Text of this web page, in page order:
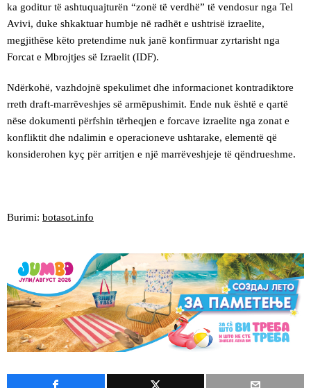
ka goditur të ashtuquajturën “zonë të verdhë” të vendosur nga Tel
Avivi, duke shkaktuar humbje në radhët e ushtrisë izraelite,
megjithëse këto pretendime nuk janë konfirmuar zyrtarisht nga
Forcat e Mbrojtjes së Izraelit (IDF).
Ndërkohë, vazhdojnë spekulimet dhe informacionet kontradiktore
rreth draft-marrëveshjes së armëpushimit. Ende nuk është e qartë
nëse dokumenti përfshin tërheqjen e forcave izraelite nga zonat e
konfliktit dhe ndalimin e operacioneve ushtarake, elementë që
konsiderohen kyç për arritjen e një marrëveshjeje të qëndrueshme.
Burimi: botasot.info